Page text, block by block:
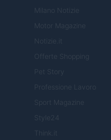
Milano Notizie
Motor Magazine
Notizie.it
Offerte Shopping
Pet Story
Professione Lavoro
Sport Magazine
Style24
Think.it